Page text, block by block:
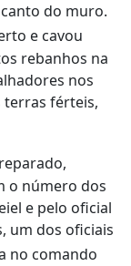
do muro.
e cavou
rebanhos na
nos
terras férteis,
o número dos
e pelo oficial
um dos oficiais
no comando